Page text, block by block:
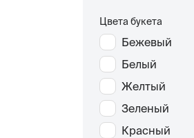
Цвета букета
Бежевый
Белый
Желтый
Зеленый
Красный